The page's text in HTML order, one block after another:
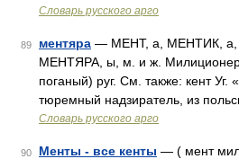
Словарь русского арго
89 ментяра — МЕНТ, а, МЕНТИК, а,
МЕНТЯРА, ы, м. и ж.
поганый) руг. См. также: кент Уг.
тюремный надзиратель, из
Словарь русского арго
90 Менты - все кенты — ( мент